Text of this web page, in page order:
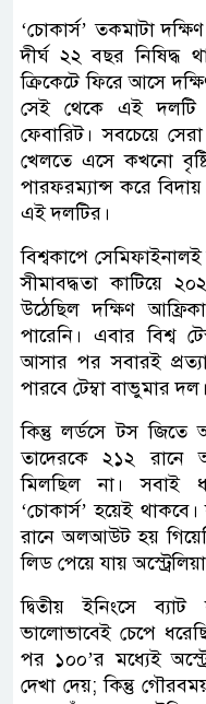
‘চোকার্স’ তকমাটা
দীর্ঘ ২২ বছর নিষিদ্ধ
ক্রিকেটে ফিরে আসে
সেই থেকে এই দলটি
ফেবারিট। সবচেয়ে
খেলতে এসে কখনো
পারফরম্যান্স করে
এই দলটির।
বিশ্বকাপে
সীমাবদ্ধতা কাটিয়ে
উঠেছিল দক্ষিণ
পারেনি। এবার বিশ্ব
আসার পর সবারই
পারবে টেম্বা বাভুমার দল।
কিন্তু লর্ডসে টস জিতে
তাদেরকে ২১২ রানে
মিলছিল না। সবাই
‘চোকার্স’ হয়েই
রানে অলআউট হয়
লিড পেয়ে যায়
দ্বিতীয় ইনিংসে
ভালোভাবেই চেপে
পর ১০০’র মধ্যেই
দেখা দেয়; কিন্তু